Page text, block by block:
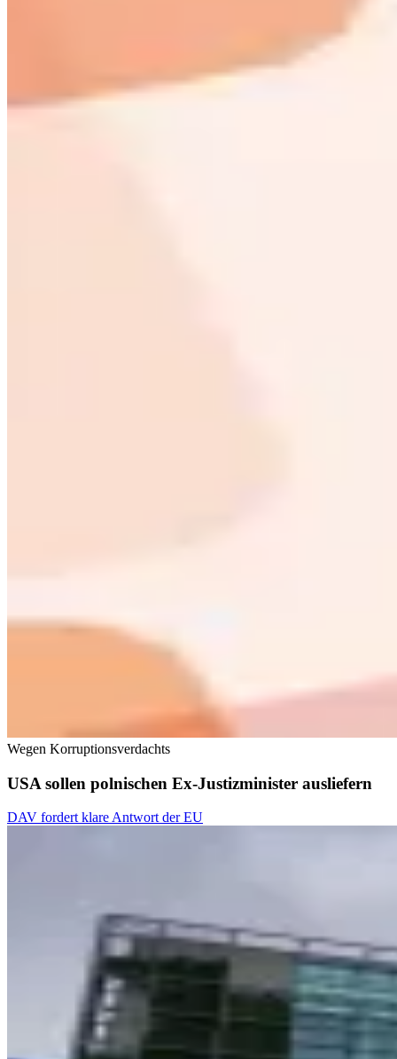
Wegen Korruptionsverdachts
USA sollen polnischen Ex-Justizminister ausliefern
DAV fordert klare Antwort der EU